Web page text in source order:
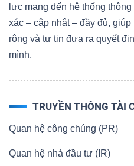
lực mang đến hệ thống
xác – cập nhật – đầy đủ,
rộng và tự tin đưa ra quyết
mình.
TRUYỀN THÔNG TÀI
Quan hệ công chúng (PR)
Quan hệ nhà đầu tư (IR)